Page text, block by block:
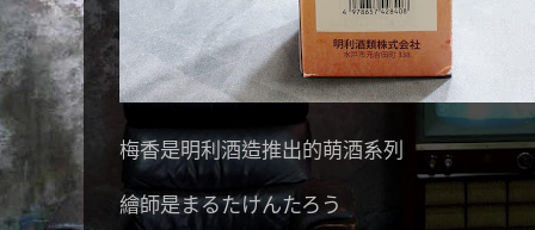
梅香是明利酒造推出的萌酒系列
繪師是まるたけんたろう